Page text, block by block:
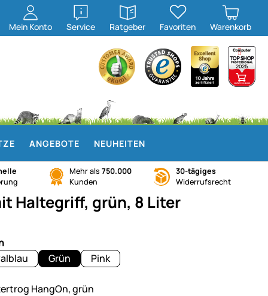
Mein Konto Service
öffnen
Ratgeber
öffnen
Favoriten Warenkorb
ANGEBOTE NEUHEITEN
Mehr als 750.000
Kunden
30-tägiges
Widerrufsrecht
Haltegriff, grün, 8 Liter
Grün Pink
HangOn, grün